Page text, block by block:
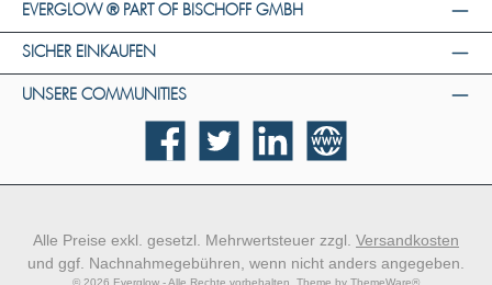
EVERGLOW ® PART OF BISCHOFF GMBH
SICHER EINKAUFEN
UNSERE COMMUNITIES
FacebookTwitter LinkedIn Website
Alle Preise exkl. gesetzl. Mehrwertsteuer zzgl. Versandkosten
und ggf. Nachnahmegebühren, wenn nicht anders angegeben.